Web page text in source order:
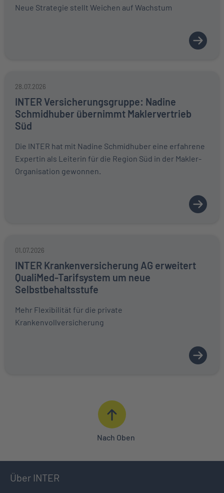
Neue Strategie stellt Weichen auf Wachstum
28.07.2026
INTER Versicherungsgruppe: Nadine
Schmidhuber übernimmt Maklervertrieb
Süd
Die INTER hat mit Nadine Schmidhuber eine erfahrene
Expertin als Leiterin für die Region Süd in der Makler-
Organisation gewonnen.
01.07.2026
INTER Krankenversicherung AG erweitert
QualiMed-Tarifsystem um neue
Selbstbehaltsstufe
Mehr Flexibilität für die private
Krankenvollversicherung
Nach Oben
Über INTER